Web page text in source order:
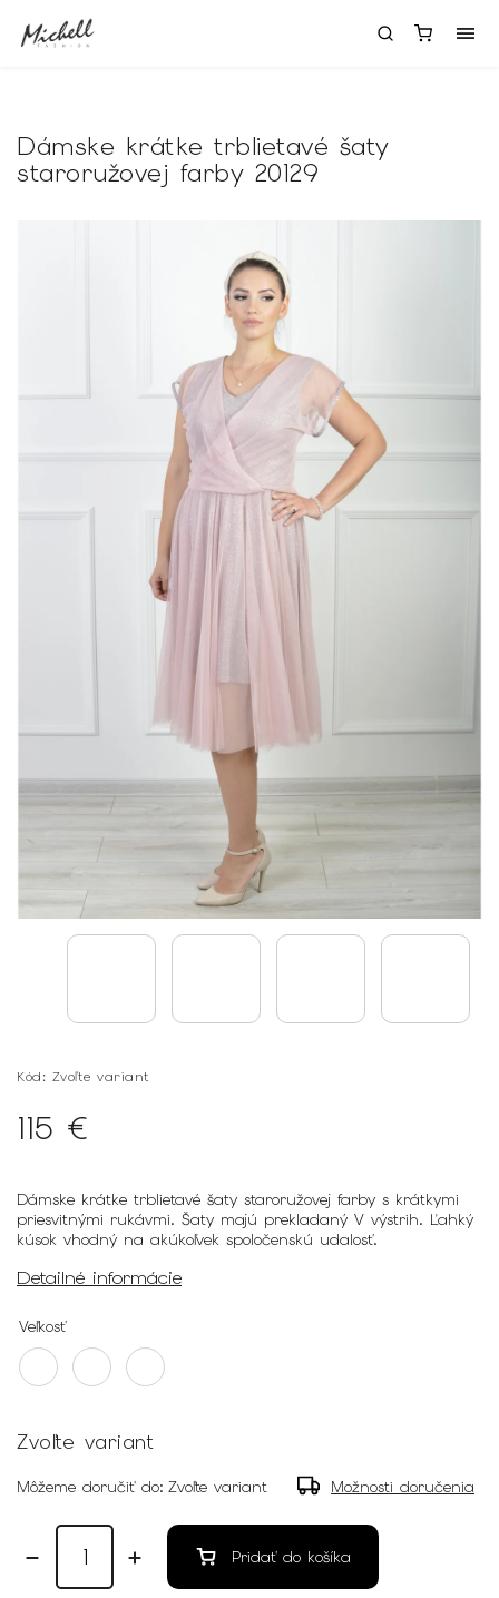
Dámske krátke trblietavé šaty
staroružovej farby 20129
Kód: Zvoľte variant
115 €
Dámske krátke trblietavé šaty staroružovej farby s krátkymi
priesvitnými rukávmi. Šaty majú prekladaný V výstrih. Ľahký
kúsok vhodný na akúkoľvek spoločenskú udalosť.
Detailné informácie
Veľkosť
Zvoľte variant
Môžeme doručiť do: Zvoľte variant Možnosti doručenia
Pridať do košíka